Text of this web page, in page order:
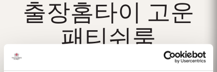
출장홈타이 고운
패티쉬룸